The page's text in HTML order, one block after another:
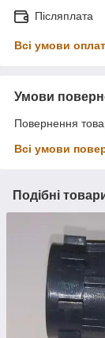
Післяплата
Всі умови
Умови
Повернення
Всі умови
Подібні